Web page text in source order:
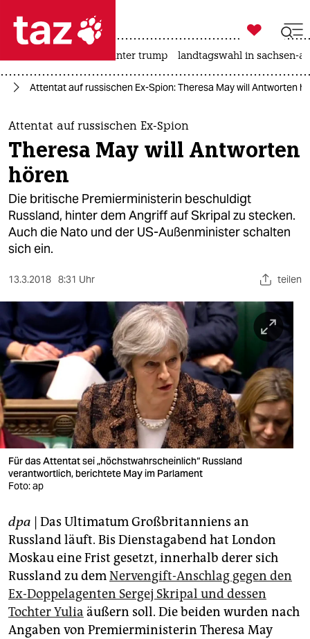
 taz zahl ich
taz zahl ich
themen
politik
öko
gesellschaft
kultur
sport
berlin
nord
wahrheit
verlag
verlag
veranstaltungen
shop
fragen & hilfe
unterstützen
abo
genossenschaft
epaper login

taz zahl ich
usa unter trump landtagswahl in sachsen-
Attentat auf russischen Ex-Spion: Theresa May will Antworten
Attentat auf russischen Ex-Spion
Theresa May will Antworten
hören
Die britische Premierministerin beschuldigt
Russland, hinter dem Angriff auf Skripal zu stecken.
Auch die Nato und der US-Außenminister schalten
sich ein.
13.3.2018 8:31 Uhr teilen
Für das Attentat sei „höchstwahrscheinlich“ Russland
verantwortlich, berichtete May im Parlament
Foto: ap
dpa | Das Ultimatum Großbritanniens an
Russland läuft. Bis Dienstagabend hat London
Moskau eine Frist gesetzt, innerhalb derer sich
Russland zu demNervengift-Anschlag gegen den
Ex-Doppelagenten Sergej Skripal und dessen
Tochter Yulia äußern soll. Die beiden wurden nach
Angaben von Premierministerin Theresa May